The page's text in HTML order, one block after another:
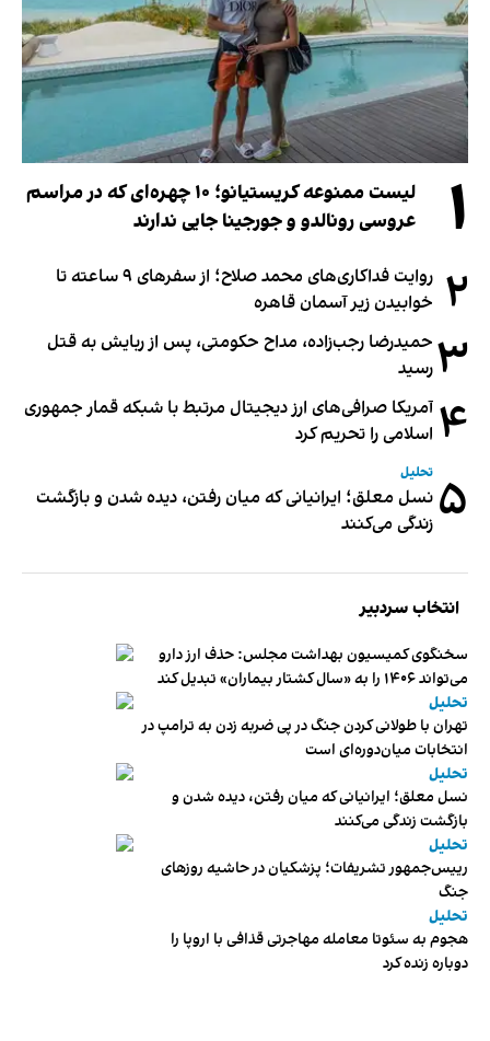
۱
لیست ممنوعه کریستیانو؛ ۱۰ چهره‌ای که در مراسم
عروسی رونالدو و جورجینا جایی ندارند
۲
روایت فداکاری‌های محمد صلاح؛ از سفرهای ۹ ساعته تا
خوابیدن زیر آسمان قاهره
۳ حمیدرضا رجب‌زاده، مداح حکومتی، پس از ربایش به قتل
رسید
۴ آمریکا صرافی‌های ارز دیجیتال مرتبط با شبکه قمار جمهوری
اسلامی را تحریم کرد
۵ تحلیل
نسل معلق؛ ایرانیانی که میان رفتن، دیده شدن و بازگشت
زندگی می‌کنند
انتخاب سردبیر
سخنگوی کمیسیون بهداشت مجلس: حذف ارز دارو
می‌تواند ۱۴۰۶ را به «سال کشتار بیماران» تبدیل کند
تحلیل
تهران با طولانی کردن جنگ در پی ضربه زدن به ترامپ در
انتخابات میان‌دوره‌ای است
تحلیل
نسل معلق؛ ایرانیانی که میان رفتن، دیده شدن و
بازگشت زندگی می‌کنند
تحلیل
رییس‌جمهور تشریفات؛ پزشکیان در حاشیه روزهای
جنگ
تحلیل
هجوم به سئوتا معامله مهاجرتی قذافی با اروپا را
دوباره زنده کرد